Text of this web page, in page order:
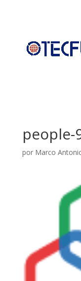
people-
por Marco